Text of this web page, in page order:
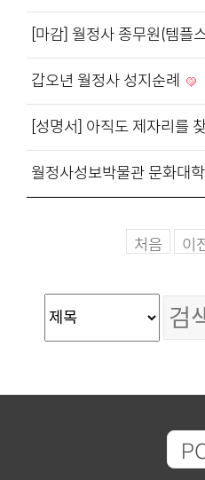
[마감] 월정사 종무원(템플
갑오년 월정사 성지순례
[성명서] 아직도 제자리를
월정사성보박물관 문화대
처음 이